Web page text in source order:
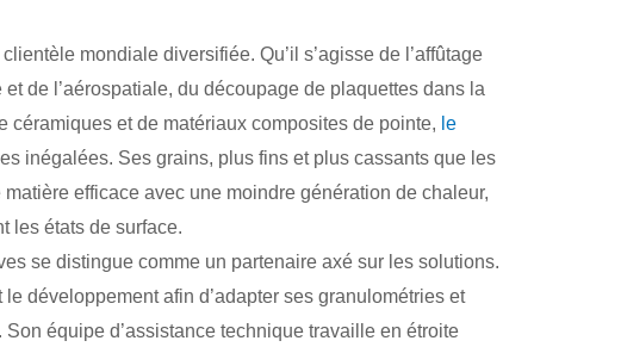
mondiale diversifiée. Qu’il s’agisse de l’affûtage
de l’aérospatiale, du découpage de plaquettes dans la
et de matériaux composites de pointe, le
inégalées. Ses grains, plus fins et plus cassants que les
efficace avec une moindre génération de chaleur,
les états de surface.
se distingue comme un partenaire axé sur les solutions.
développement afin d’adapter ses granulométries et
équipe d’assistance technique travaille en étroite